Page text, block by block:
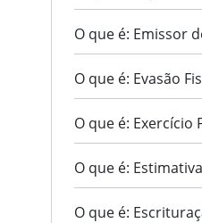
O que é: Emissor
O que é: Evasão
O que é: Exercício
O que é:
O que é: